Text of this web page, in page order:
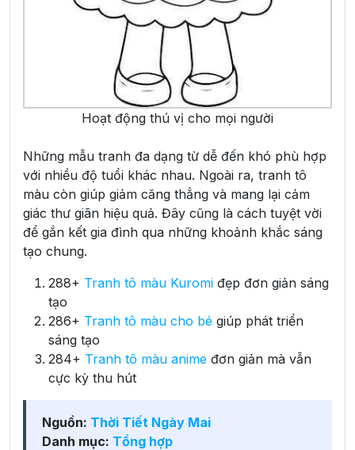
Hoạt động thú vị cho mọi người
Những mẫu tranh đa dạng từ dễ đến khó phù hợp
với nhiều độ tuổi khác nhau. Ngoài ra, tranh tô
màu còn giúp giảm căng thẳng và mang lại cảm
giác thư giãn hiệu quả. Đây cũng là cách tuyệt vời
để gắn kết gia đình qua những khoảnh khắc sáng
tạo chung.
288+ Tranh tô màu Kuromi đẹp đơn giản sáng
tạo
286+ Tranh tô màu cho bé giúp phát triển
sáng tạo
284+ Tranh tô màu anime đơn giản mà vẫn
cực kỳ thu hút
Nguồn: Thời Tiết Ngày Mai
Danh mục: Tổng hợp